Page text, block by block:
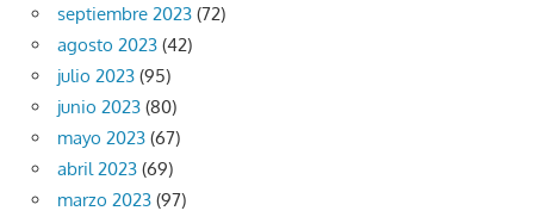
septiembre 2023 (72)
agosto 2023 (42)
julio 2023 (95)
junio 2023 (80)
mayo 2023 (67)
abril 2023 (69)
marzo 2023 (97)